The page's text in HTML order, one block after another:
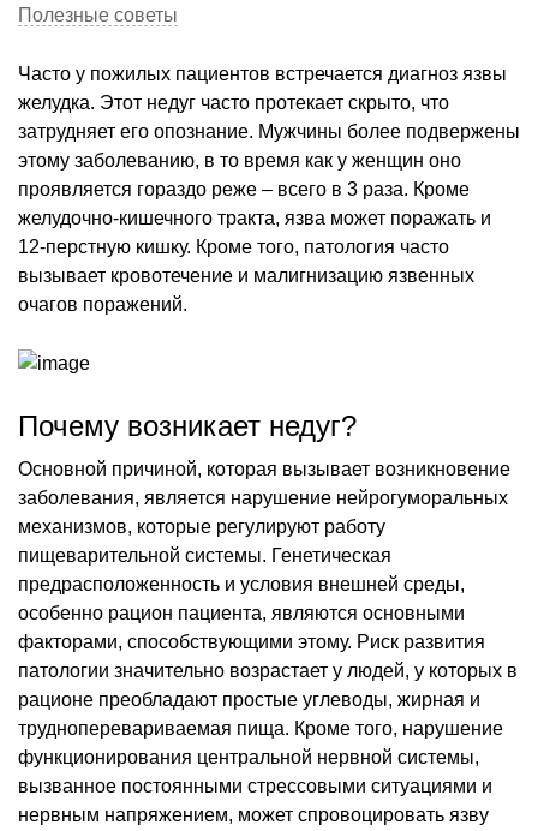
Полезные советы
Часто у пожилых пациентов встречается диагноз язвы
желудка. Этот недуг часто протекает скрыто, что
затрудняет его опознание. Мужчины более подвержены
этому заболеванию, в то время как у женщин оно
проявляется гораздо реже – всего в 3 раза. Кроме
желудочно-кишечного тракта, язва может поражать и
12-перстную кишку. Кроме того, патология часто
вызывает кровотечение и малигнизацию язвенных
очагов поражений.
Почему возникает недуг?
Основной причиной, которая вызывает возникновение
заболевания, является нарушение нейрогуморальных
механизмов, которые регулируют работу
пищеварительной системы. Генетическая
предрасположенность и условия внешней среды,
особенно рацион пациента, являются основными
факторами, способствующими этому. Риск развития
патологии значительно возрастает у людей, у которых в
рационе преобладают простые углеводы, жирная и
трудноперевариваемая пища. Кроме того, нарушение
функционирования центральной нервной системы,
вызванное постоянными стрессовыми ситуациями и
нервным напряжением, может спровоцировать язву